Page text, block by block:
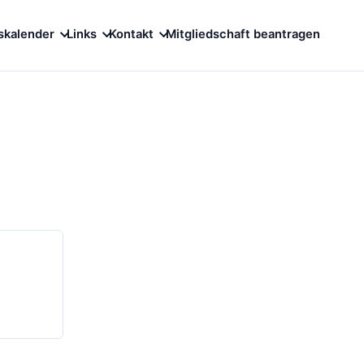
Links Kontakt Mitgliedschaft beantragen